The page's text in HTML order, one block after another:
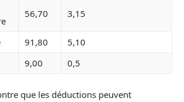
56,70 3,15
91,80
5,10
9,00 0,5
que les déductions peuvent